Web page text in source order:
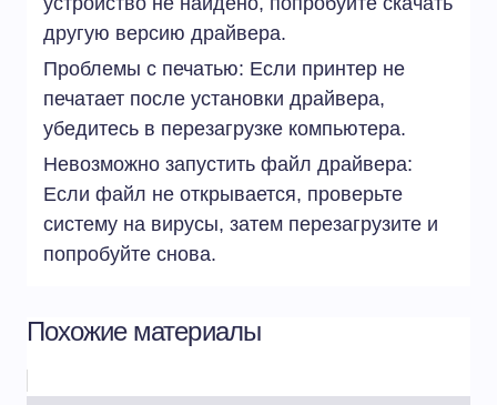
другую версию драйвера.
Проблемы с печатью: Если принтер не
печатает после установки драйвера,
убедитесь в перезагрузке компьютера.
Невозможно запустить файл драйвера:
Если файл не открывается, проверьте
систему на вирусы, затем перезагрузите и
попробуйте снова.
Похожие материалы